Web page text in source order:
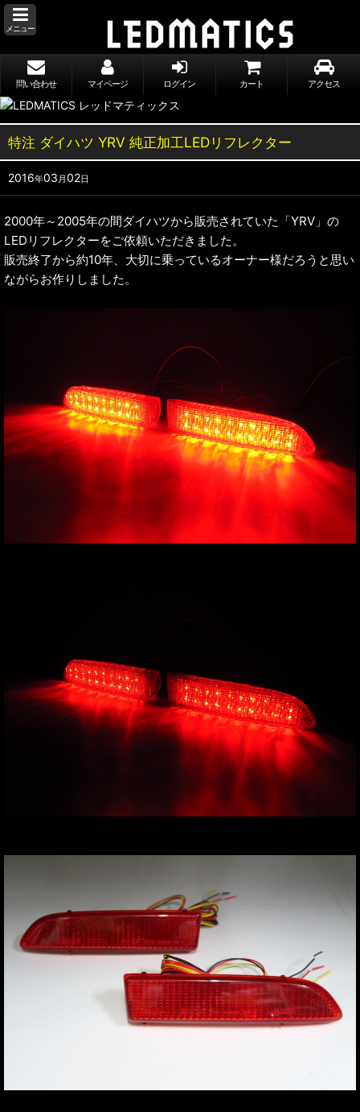
メニュー
問い合わせ マイページ ログイン カート アクセス
特注 ダイハツ YRV 純正加工LEDリフレクター
2016年03 月02日
2000年～2005年の間ダイハツから販売されていた「YRV」の
LEDリフレクターをご依頼いただきました。
販売終了から約10年、大切に乗っているオーナー様だろうと思い
ながらお作りしました。